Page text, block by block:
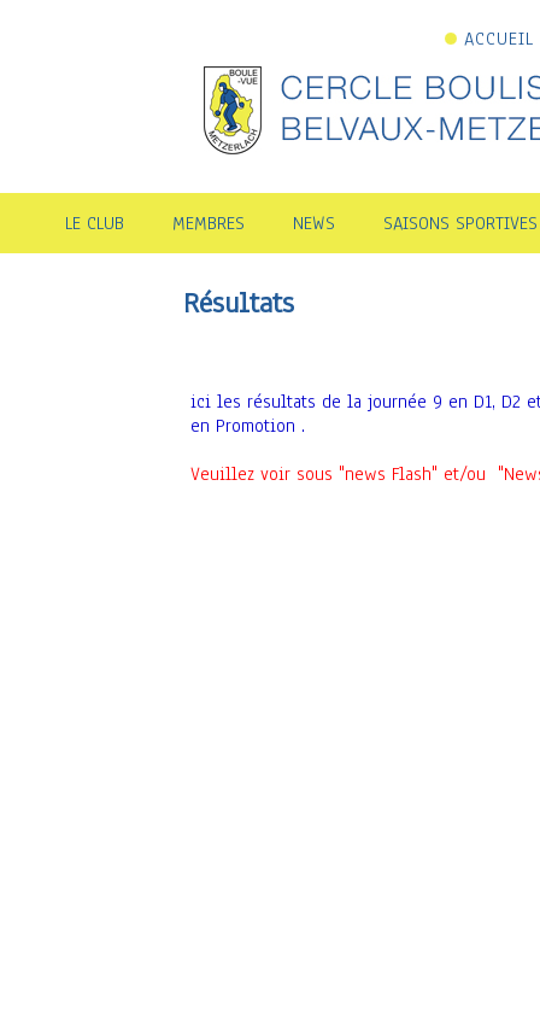
ACCUEIL
LE CLUB MEMBRES NEWS SAISONS SPORTIVES
Résultats
ici les résultats de la journée 9 en D1, D2
en Promotion .
Veuillez voir sous "news Flash" et/ou